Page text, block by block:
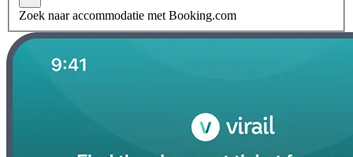
Zoek naar accommodatie met Booking.com